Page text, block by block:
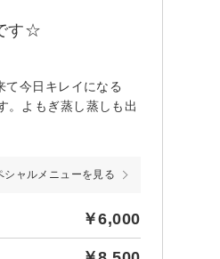
す☆
て今日キレイになる
。よもぎ蒸し蒸しも出
シャルメニューを見る
￥6,000